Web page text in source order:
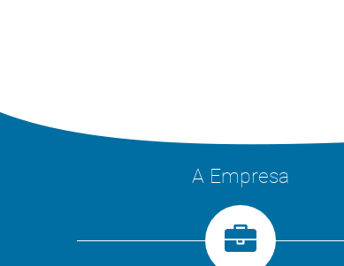
A Empresa